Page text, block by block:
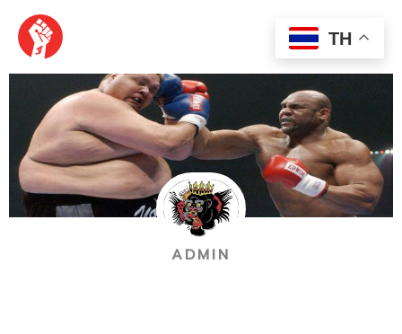
content
ADMIN
TH